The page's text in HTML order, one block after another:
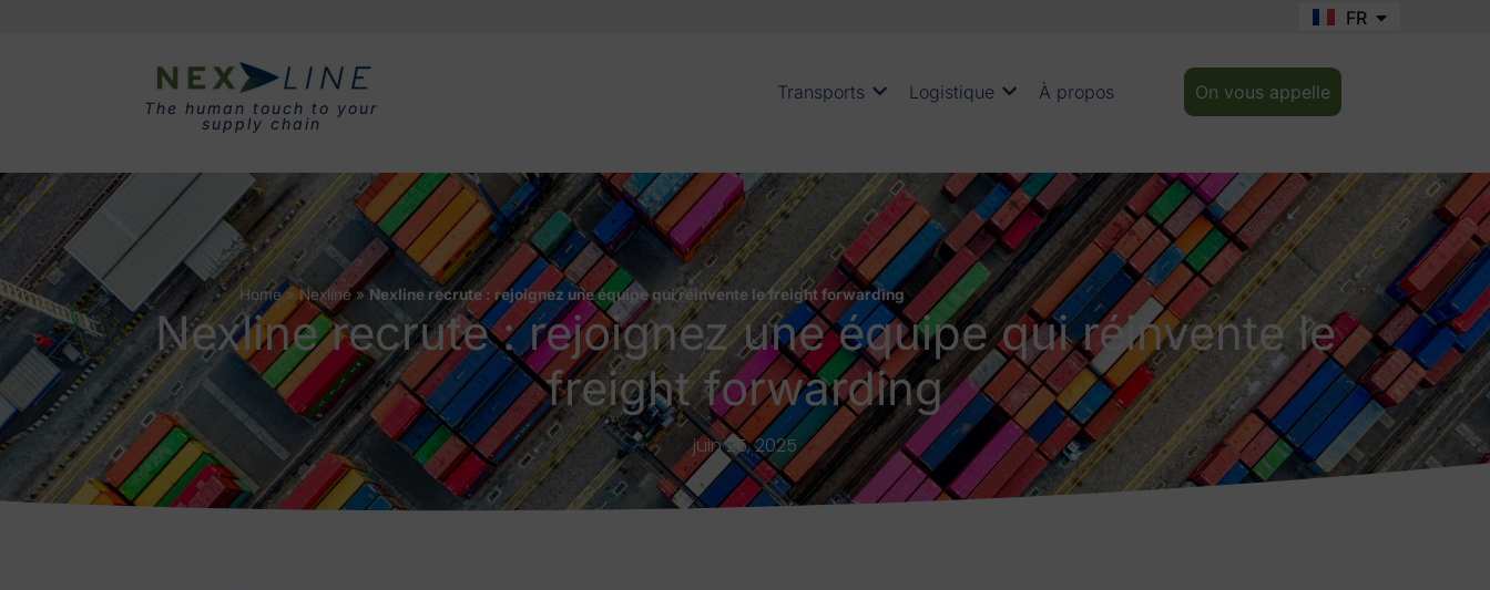
FR
EN
The human touch to your
supply chain
Transports Logistique À propos On vous appelle
Home»Nexline » Nexline recrute : rejoignez une équipe qui réinvente le freight forwarding
Nexline recrute : rejoignez une équipe qui réinvente le
freight forwarding
juin 25, 2025